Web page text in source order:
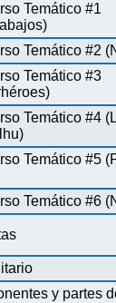
Temático #1
Temático #2
Temático #3
Temático #4
Temático #5
Temático #6
y partes